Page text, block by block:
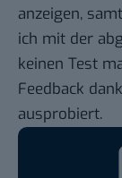
anzeigen,
ich mit der
keinen Test
Feedback
ausprobiert.